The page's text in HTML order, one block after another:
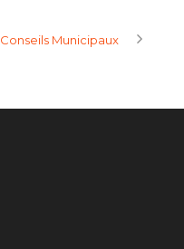
Conseils Municipaux